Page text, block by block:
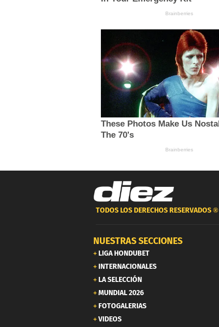
TODOS LOS DERECHOS RESERVADOS ®
NUESTRAS SECCIONES
LIGA HONDUBET
INTERNACIONALES
LA SELECCIÓN
MUNDIAL 2026
FOTOGALERIAS
VIDEOS